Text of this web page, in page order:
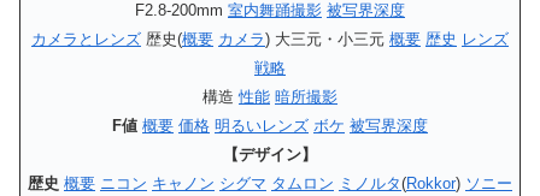
F2.8‐200mm 室内舞踊撮影 被写界深度
カメラとレンズ 歴史(概要 カメラ) 大三元・小三元 概要 歴史 レンズ
戦略
構造性能 暗所撮影
F値 概要 価格 明るいレンズ ボケ 被写界深度
【デザイン】
歴史 概要 ニコン キャノン シグマ タムロン ミノルタ(Rokkor) ソニー